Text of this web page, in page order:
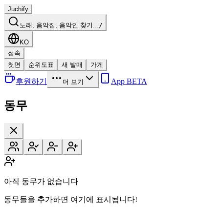
Juchify
노래, 음악집, 음악인 찾기.../
KO
접속
첫면
순위도표 새 발매 가게
후원하기 더 보기 App BETA
동무
아직 동무가 없습니다
동무들을 추가하면 여기에 표시됩니다!